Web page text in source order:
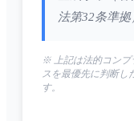
法第32条準拠
※ 上記は法的コンプ
スを最優先に判断し
す。